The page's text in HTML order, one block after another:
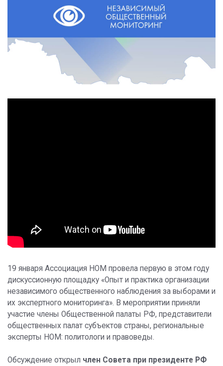
19 января Ассоциация НОМ провела первую в этом году
дискуссионную площадку «Опыт и практика организации
независимого общественного наблюдения за выборами и
их экспертного мониторинга». В мероприятии приняли
участие члены Общественной палаты РФ, представители
общественных палат субъектов страны, региональные
эксперты НОМ: политологи и правоведы.
Обсуждение открыл член Совета при президенте РФ